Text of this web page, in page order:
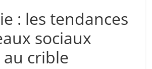
: les tendances
sociaux
au crible